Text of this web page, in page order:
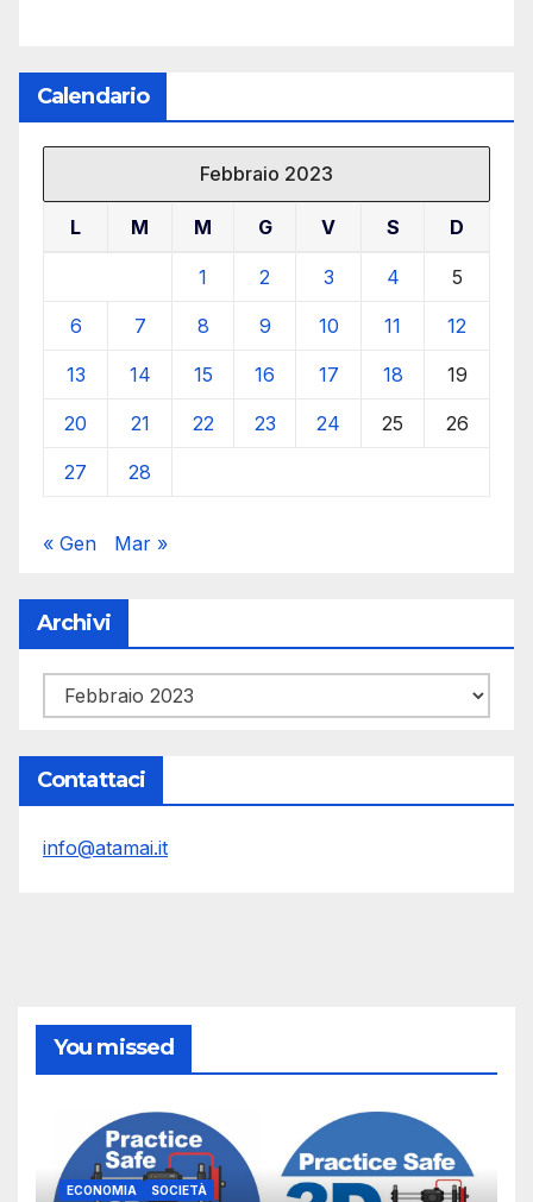
Calendario
Febbraio 2023
L M M G V S D
1 2 3 4 5
6 7 8 9 10 11 12
13 14 15 16 17 18 19
20 21 22 23 24 25 26
27 28
« Gen Mar »
Archivi
Archivi
Contattaci
info@atamai.it
You missed
ECONOMIA SOCIETÀ